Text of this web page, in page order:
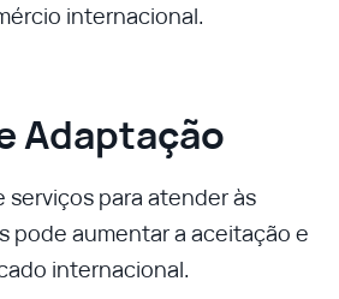
internacional.
Adaptação
para atender às
pode aumentar a aceitação e
internacional.